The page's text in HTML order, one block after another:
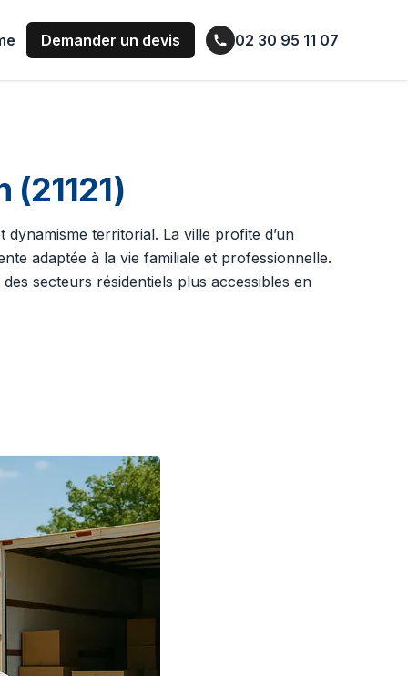
Demander un devis 02 30 95 11 07
dynamisme territorial. La ville profite d’un
adaptée à la vie familiale et professionnelle.
secteurs résidentiels plus accessibles en